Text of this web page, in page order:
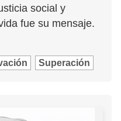
social y
fue su mensaje.
Superación